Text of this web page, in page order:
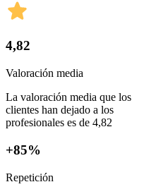
4,82
Valoración media
La valoración media que los
clientes han dejado a los
profesionales es de 4,82
+85%
Repetición